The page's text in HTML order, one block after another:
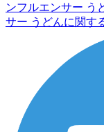
ンフルエンサー う
サー うどんに関す